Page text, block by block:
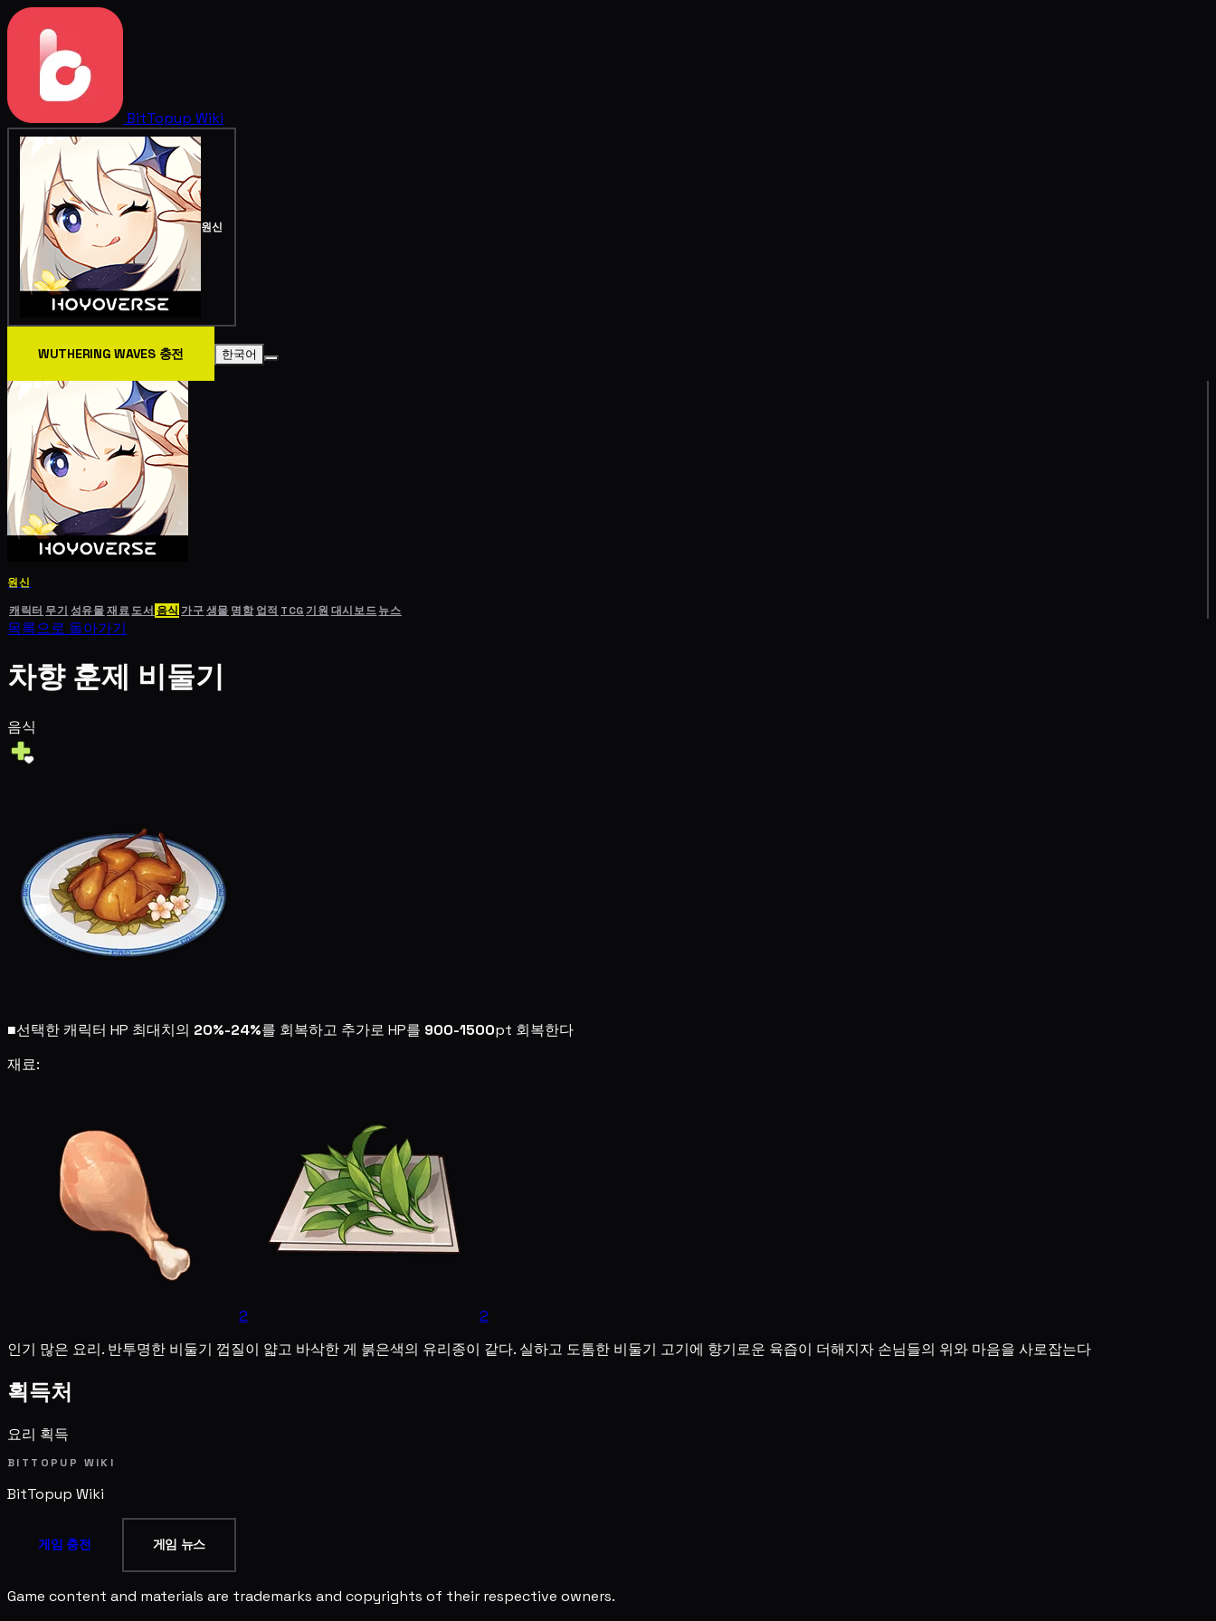
BitTopup Wiki
원신
WUTHERING WAVES 충전 한국어
원신
캐릭터 무기 성유물재료도서 음식 가구생물 명함 업적 TCG기원 대시보드뉴스
목록으로 돌아가기
차향 훈제 비둘기
음식
■선택한 캐릭터 HP 최대치의 20%-24%를 회복하고 추가로 HP를 900-1500pt 회복한다
재료:
2
2
인기 많은 요리. 반투명한 비둘기 껍질이 얇고 바삭한 게 붉은색의 유리종이 같다. 실하고 도톰한 비둘기 고기에 향기로운 육즙이 더해지자 손님들의 위와 마음을 사로잡는다
획득처
요리 획득
BITTOPUP WIKI
BitTopup Wiki
게임 충전 게임 뉴스
Game content and materials are trademarks and copyrights of their respective owners.